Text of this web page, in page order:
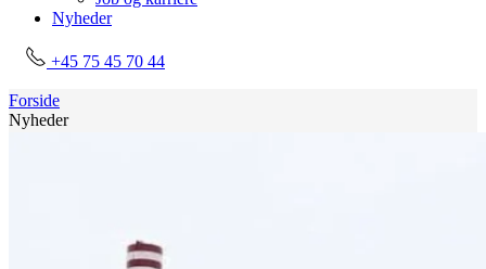
Nyheder
+45 75 45 70 44
Forside
Nyheder